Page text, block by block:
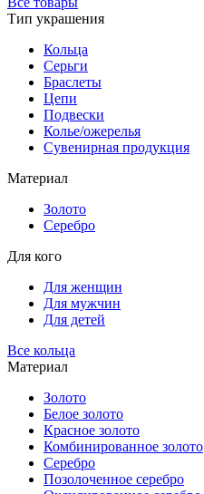
Тип украшения
Кольца
Серьги
Браслеты
Цепи
Подвески
Колье/ожерелья
Сувенирная продукция
Материал
Золото
Серебро
Для кого
Для женщин
Для мужчин
Для детей
Все кольца
Материал
Золото
Белое золото
Красное золото
Комбинированное золото
Серебро
Позолоченное серебро